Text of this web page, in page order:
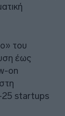
του
έως
on
25 startups